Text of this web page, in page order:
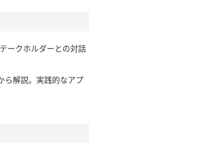
ークホルダーとの対話
ら解説。実践的なアプ